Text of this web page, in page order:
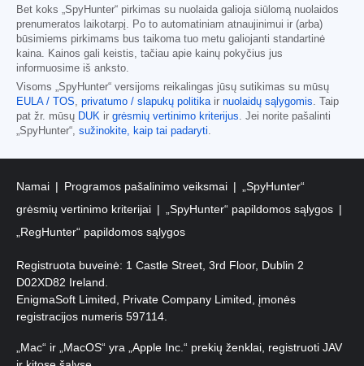
Bet koks „SpyHunter“ pirkimas su nuolaida galioja siūlomą nuolaidos
prenumeratos laikotarpį. Po to automatiniam atnaujinimui ir (arba)
būsimiems pirkimams bus taikoma tuo metu galiojanti standartinė
kaina. Kainos gali keistis, tačiau apie kainų pokyčius jus
informuosime iš anksto.
Visoms „SpyHunter“ versijoms reikalingas jūsų sutikimas su mūsų
EULA / TOS, privatumo / slapukų politikair nuolaidų sąlygomis. Taip
pat žr. mūsų DUK ir grėsmių vertinimo kriterijus. Jei norite pašalinti
„SpyHunter“, sužinokite, kaip tai padaryti.
Namai Programos pašalinimo veiksmai
„SpyHunter“
grėsmių vertinimo kriterijai
„SpyHunter“ papildomos sąlygos
„RegHunter“ papildomos sąlygos
Registruota buveinė: 1 Castle Street, 3rd Floor, Dublin 2
D02XD82 Ireland.
EnigmaSoft Limited, Private Company Limited, įmonės
registracijos numeris 597114.
„Mac“ ir „MacOS“ yra „Apple Inc.“ prekių ženklai, registruoti JAV